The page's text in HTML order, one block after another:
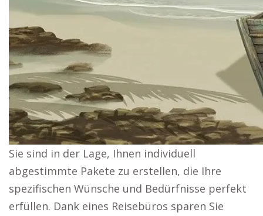
Sie sind in der Lage, Ihnen individuell
abgestimmte Pakete zu erstellen, die Ihre
spezifischen Wünsche und Bedürfnisse perfekt
erfüllen. Dank eines Reisebüros sparen Sie